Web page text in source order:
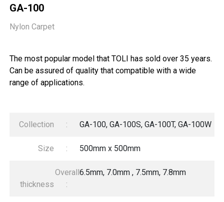
GA-100
Nylon Carpet
The most popular model that TOLI has sold over 35 years.
Can be assured of quality that compatible with a wide
range of applications.
Collection : GA-100, GA-100S, GA-100T, GA-100W
Size : 500mm x 500mm
Overall
thickness
:
6.5mm, 7.0mm , 7.5mm, 7.8mm